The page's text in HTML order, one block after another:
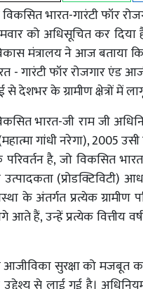
भारत-गारंटी फॉर
को अधिसूचित कर
मंत्रालय ने आज बताया
- गारंटी फॉर रोजगार एंड
देशभर के ग्रामीण क्षेत्रों में
भारत-जी राम जी
गांधी नरेगा), 2005
है, जो विकसित
(प्रोडक्टिविटी)
के अंतर्गत प्रत्येक
हैं, उन्हें प्रत्येक वित्तीय
आजीविका सुरक्षा को मजबूत